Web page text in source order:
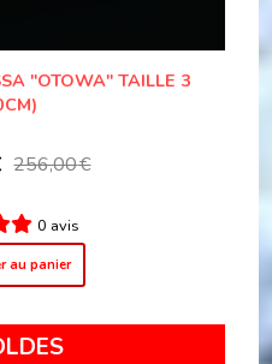
"OTOWA" TAILLE 3
256,00€
0 avis
au panier